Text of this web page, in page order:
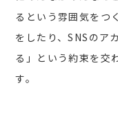
るという雰囲気をつ
をしたり、SNSのア
る」という約束を交
す。